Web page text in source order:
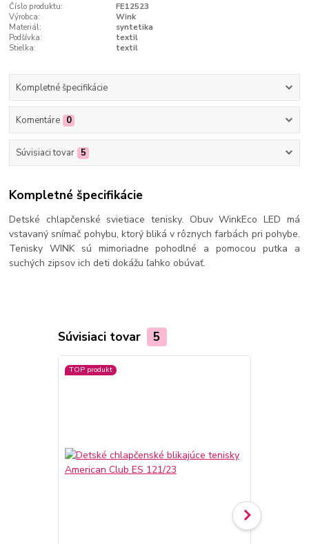
Číslo produktu:
FE12523
Výrobca:
Wink
Materiál:
syntetika
Podšívka:
textil
Stielka:
textil
Kompletné špecifikácie
Komentáre 0
Súvisiaci tovar 5
Kompletné špecifikácie
Detské chlapčenské svietiace tenisky. Obuv WinkEco LED má
vstavaný snímač pohybu, ktorý bliká v rôznych farbách pri pohybe.
Tenisky WINK sú mimoriadne pohodlné a pomocou putka a
suchých zipsov ich deti dokážu ľahko obúvať.
Súvisiaci tovar 5
TOP produkt